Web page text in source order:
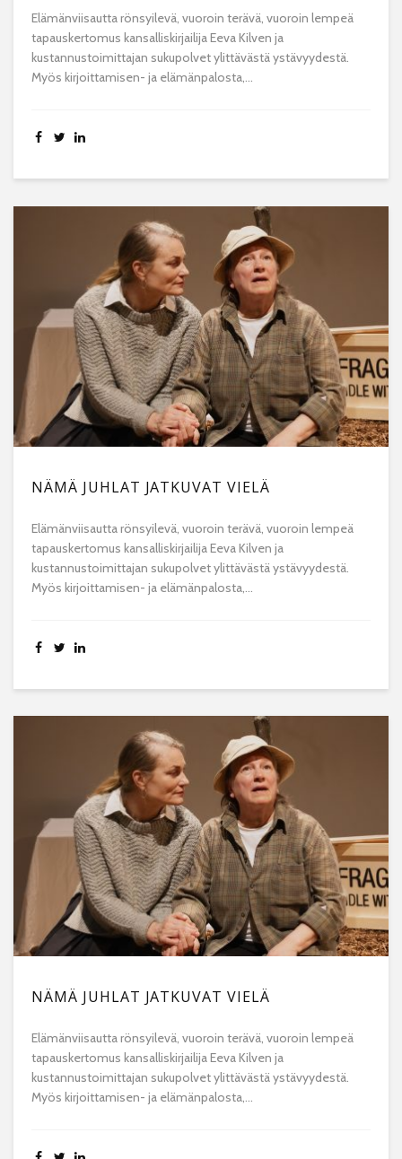
Elämänviisautta rönsyilevä, vuoroin terävä, vuoroin lempeä
tapauskertomus kansalliskirjailija Eeva Kilven ja
kustannustoimittajan sukupolvet ylittävästä ystävyydestä.
Myös kirjoittamisen- ja elämänpalosta,...
NÄMÄ JUHLAT JATKUVAT VIELÄ
Elämänviisautta rönsyilevä, vuoroin terävä, vuoroin lempeä
tapauskertomus kansalliskirjailija Eeva Kilven ja
kustannustoimittajan sukupolvet ylittävästä ystävyydestä.
Myös kirjoittamisen- ja elämänpalosta,...
NÄMÄ JUHLAT JATKUVAT VIELÄ
Elämänviisautta rönsyilevä, vuoroin terävä, vuoroin lempeä
tapauskertomus kansalliskirjailija Eeva Kilven ja
kustannustoimittajan sukupolvet ylittävästä ystävyydestä.
Myös kirjoittamisen- ja elämänpalosta,...